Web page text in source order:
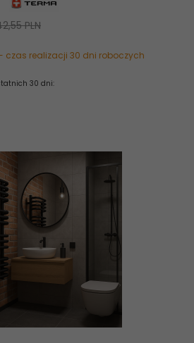
PLN
czas realizacji 30 dni roboczych
30 dni: